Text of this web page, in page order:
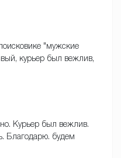
"мужские
курьер был вежлив,
Курьер был вежлив.
Благодарю. будем